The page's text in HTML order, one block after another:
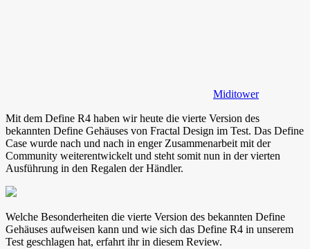
Miditower
Mit dem Define R4 haben wir heute die vierte Version des
bekannten Define Gehäuses von Fractal Design im Test. Das Define
Case wurde nach und nach in enger Zusammenarbeit mit der
Community weiterentwickelt und steht somit nun in der vierten
Ausführung in den Regalen der Händler.
Welche Besonderheiten die vierte Version des bekannten Define
Gehäuses aufweisen kann und wie sich das Define R4 in unserem
Test geschlagen hat, erfahrt ihr in diesem Review.